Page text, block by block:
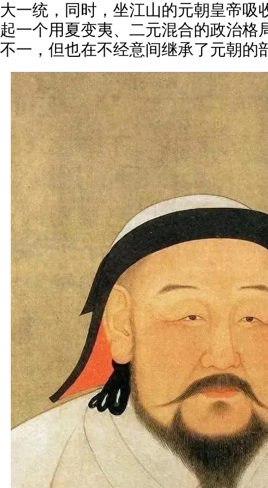
大一统，同时，坐江山的元朝皇帝吸
起一个用夏变夷、二元混合的政治格
不一，但也在不经意间继承了元朝的